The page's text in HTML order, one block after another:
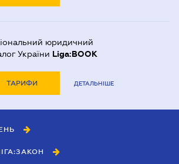
юридичний
України Liga:BOOK
ТАРИФИ ДЕТАЛЬНІШЕ